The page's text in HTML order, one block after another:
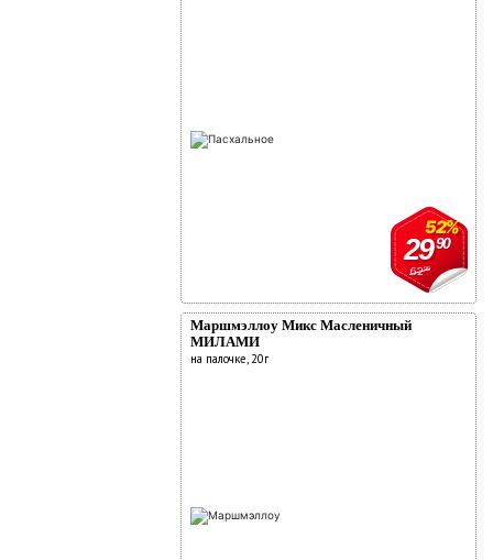
6290
52%
2990
Маршмэллоу Микс Масленичный
МИЛАМИ
на палочке, 20г